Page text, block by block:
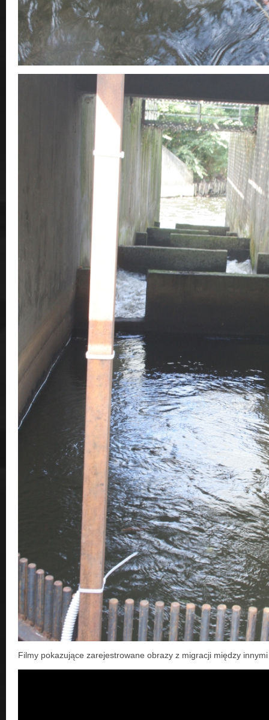
Filmy pokazujące zarejestrowane obrazy z migracji między innymi